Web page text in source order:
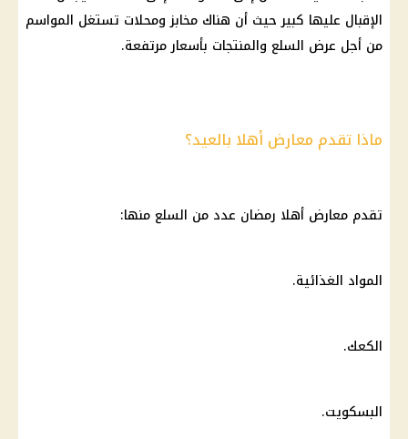
الإقبال عليها كبير حيث أن هناك مخابز ومحلات تستغل المواسم
من أجل عرض السلع والمنتجات بأسعار مرتفعة.
ماذا تقدم معارض أهلا بالعيد؟
تقدم معارض أهلا رمضان عدد من السلع منها:
المواد الغذائية.
الكعك.
البسكويت.